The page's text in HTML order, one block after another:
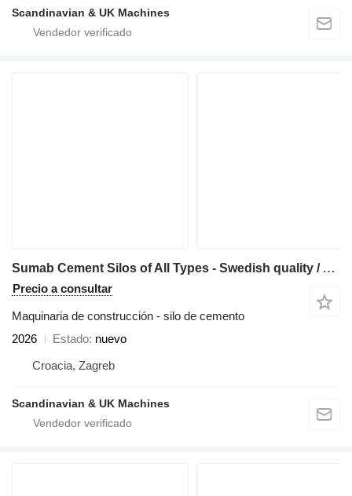
Scandinavian & UK Machines
Sumab Cement Silos of All Types - Swedish quality / Affordable price
Precio a consultar
Maquinaria de construcción - silo de cemento
2026
Estado nuevo
Croacia, Zagreb
Scandinavian & UK Machines